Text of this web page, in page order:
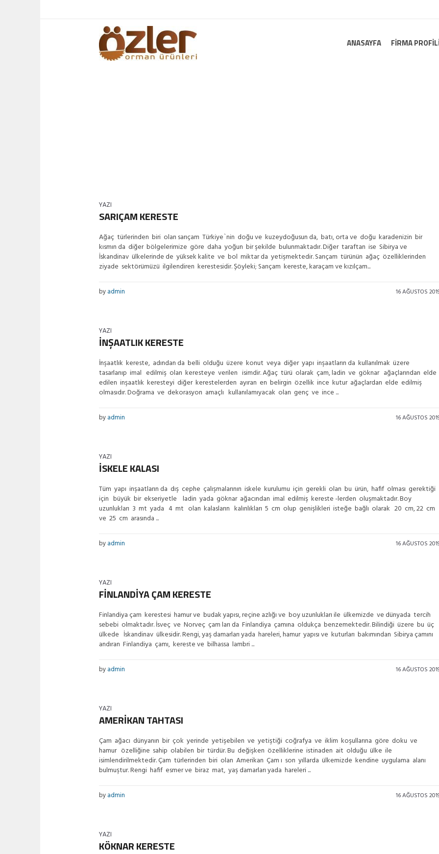
ANASAYFA FIRMA
YAZI
SARIÇAM KERESTE
Ağaç türlerinden biri olan sarıçam Türkiye`nin doğu ve kuzeydoğusun da, batı, orta ve doğu karadenizin bir
kısmın da diğer bölgelerimize göre daha yoğun bir şekilde bulunmaktadır. Diğer taraftan ise Sibirya ve
İskandinav ülkelerinde de yüksek kalite ve bol miktar da yetişmektedir. Sarıçam türünün ağaç özelliklerinden
ziyade sektörümüzü ilgilendiren kerestesidir. Şöyleki; Sarıçam kereste, karaçam ve kızılçam...
16 AĞUSTOS
byadmin
YAZI
İNŞAATLIK KERESTE
İnşaatlık kereste, adından da belli olduğu üzere konut veya diğer yapı inşaatların da kullanılmak üzere
tasarlanıp imal edilmiş olan keresteye verilen isimdir. Ağaç türü olarak çam, ladin ve göknar ağaçlarından elde
edilen inşaatlık keresteyi diğer kerestelerden ayıran en belirgin özellik ince kutur ağaçlardan elde edilmiş
olmasıdır. Doğrama ve dekorasyon amaçlı kullanılamıyacak olan genç ve ince ...
16 AĞUSTOS
byadmin
YAZI
İSKELE KALASI
Tüm yapı inşaatların da dış cephe çalışmalarının iskele kurulumu için gerekli olan bu ürün, hafif olması gerektiği
için büyük bir ekseriyetle ladin yada göknar ağacından imal edilmiş kereste -lerden oluşmaktadır. Boy
uzunlukları 3 mt yada 4 mt olan kalasların kalınlıkları 5 cm olup genişlikleri isteğe bağlı olarak 20 cm, 22 cm
ve 25 cm arasında ...
16 AĞUSTOS
byadmin
YAZI
FİNLANDİYA ÇAM KERESTE
Finlandiya çam kerestesi hamur ve budak yapısı, reçine azlığı ve boy uzunlukları ile ülkemizde ve dünyada tercih
sebebi olmaktadır. İsveç ve Norveç çam ları da Finlandiya çamına oldukça benzemektedir. Bilindiği üzere bu üç
ülkede İskandinav ülkesidir. Rengi, yaş damarları yada hareleri, hamur yapısı ve kuturları bakımından Sibirya çamını
andıran Finlandiya çamı, kereste ve bilhassa lambri ...
16 AĞUSTOS
byadmin
YAZI
AMERİKAN TAHTASI
Çam ağacı dünyanın bir çok yerinde yetişebilen ve yetiştiği coğrafya ve iklim koşullarına göre doku ve
hamur özelliğine sahip olabilen bir türdür. Bu değişken özelliklerine istinaden ait olduğu ülke ile
isimlendirilmektedir. Çam türlerinden biri olan Amerikan Çam ı son yıllarda ülkemizde kendine uygulama alanı
bulmuştur. Rengi hafif esmer ve biraz mat, yaş damarları yada hareleri ...
16 AĞUSTOS
byadmin
YAZI
KÖKNAR KERESTE